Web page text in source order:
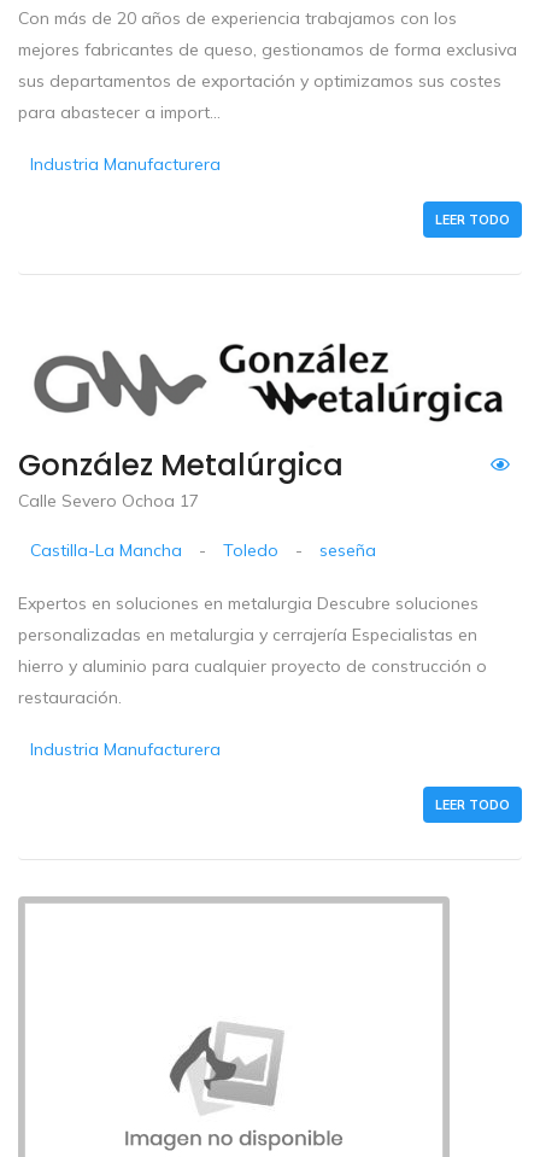
Con más de 20 años de experiencia trabajamos con los
mejores fabricantes de queso, gestionamos de forma exclusiva
sus departamentos de exportación y optimizamos sus costes
para abastecer a import...
Industria Manufacturera
LEER TODO
González Metalúrgica
Calle Severo Ochoa 17
Castilla-La Mancha - Toledo - seseña
Expertos en soluciones en metalurgia Descubre soluciones
personalizadas en metalurgia y cerrajería Especialistas en
hierro y aluminio para cualquier proyecto de construcción o
restauración.
Industria Manufacturera
LEER TODO